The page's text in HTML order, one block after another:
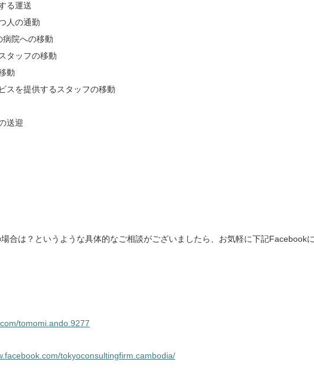
る運送
人の通勤
院への移動
タッフの移動
動
スを提供するスタッフの移動
送迎
場合は？というような具体的なご相談がございましたら、お気軽に下記Facebook
tomomi.ando.9277
tokyoconsultingfirm.cambodia/